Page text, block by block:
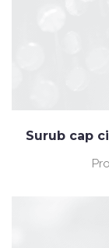
Surub cap